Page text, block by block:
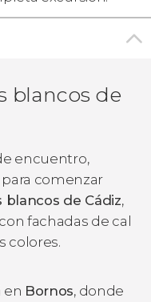
blancos de
encuentro,
comenzar
de Cádiz,
fachadas de cal
colores.
en Bornos, donde